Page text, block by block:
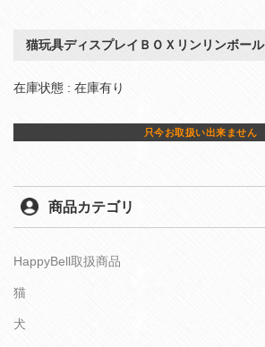
猫玩具ディスプレイＢＯＸリンリンボール
在庫状態 : 在庫有り
只今お取扱い出来ません
商品カテゴリ
HappyBell取扱商品
猫
犬